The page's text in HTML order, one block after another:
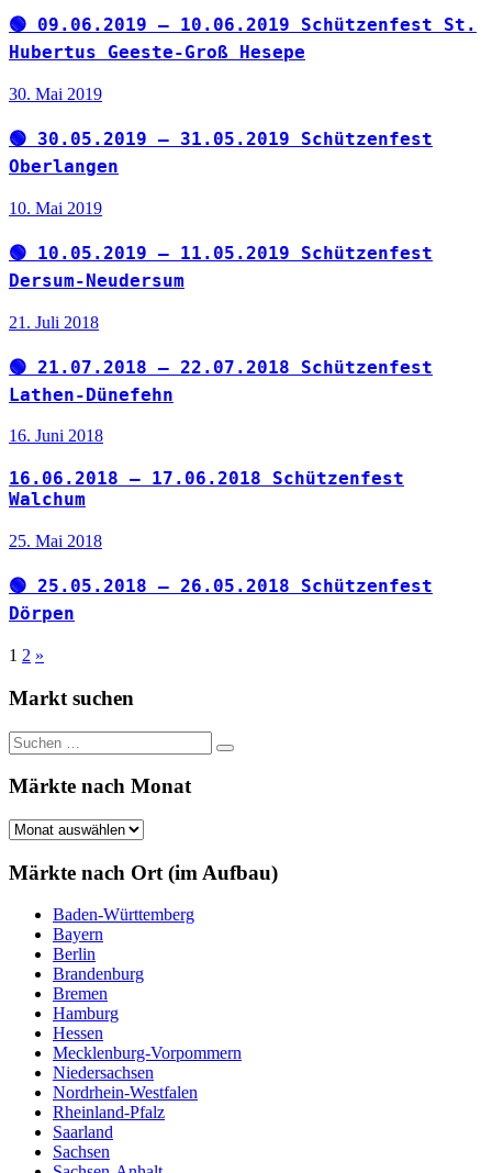
🟢 09.06.2019 – 10.06.2019 Schützenfest St.
Hubertus Geeste-Groß Hesepe
30. Mai 2019
🟢 30.05.2019 – 31.05.2019 Schützenfest
Oberlangen
10. Mai 2019
🟢 10.05.2019 – 11.05.2019 Schützenfest
Dersum-Neudersum
21. Juli 2018
🟢 21.07.2018 – 22.07.2018 Schützenfest
Lathen-Dünefehn
16. Juni 2018
16.06.2018 – 17.06.2018 Schützenfest
Walchum
25. Mai 2018
🟢 25.05.2018 – 26.05.2018 Schützenfest
Dörpen
Seitennummerierung
der
1 2 Nächste
»
Markt suchen
Suchen
nach:
Suchen
Märkte nach Monat
Märkte
Monat
Märkte nach Ort (im Aufbau)
Baden-Württemberg
Bayern
Berlin
Brandenburg
Bremen
Hamburg
Hessen
Mecklenburg-Vorpommern
Niedersachsen
Nordrhein-Westfalen
Rheinland-Pfalz
Saarland
Sachsen